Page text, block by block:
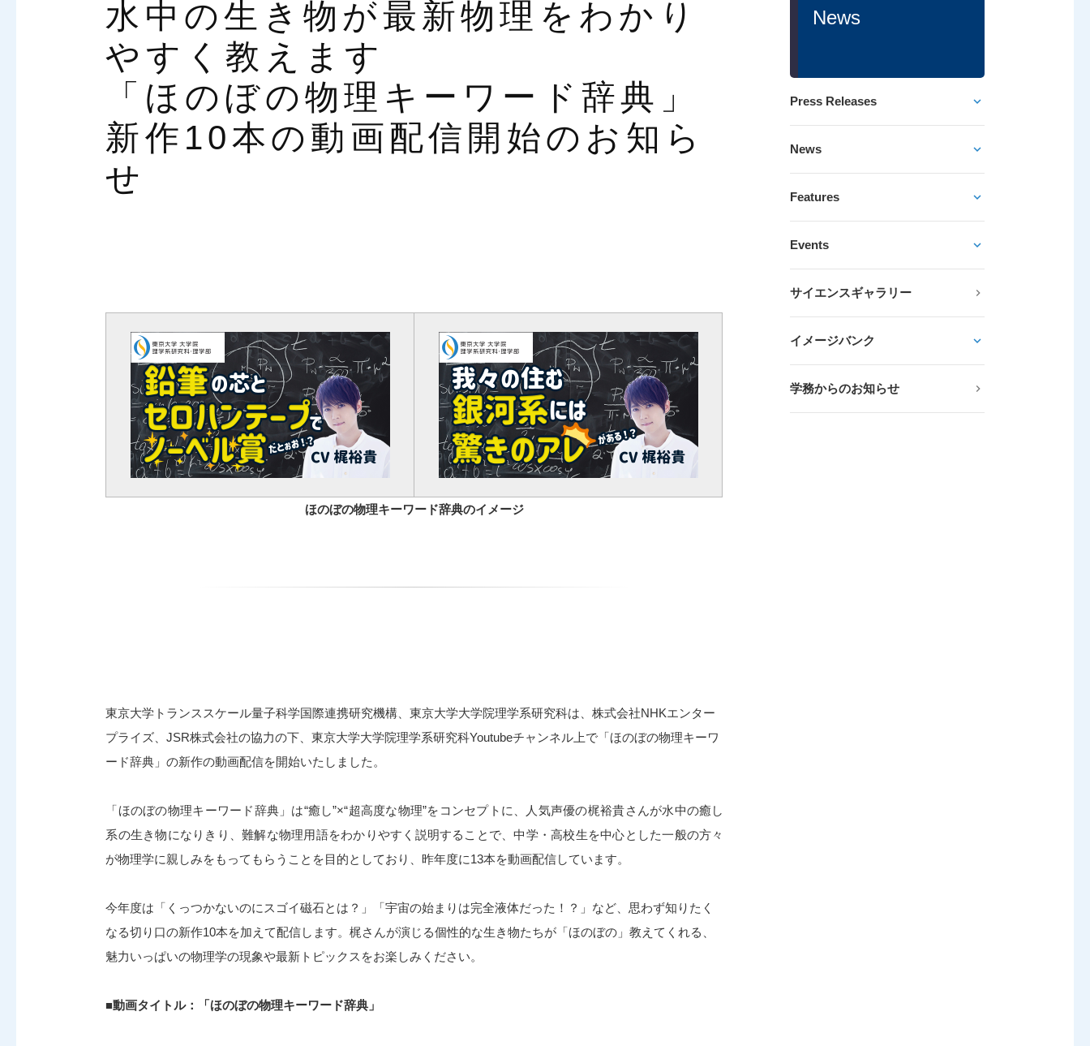
水中の生き物が最新物理をわかり
やすく教えます
「ほのぼの物理キーワード辞典」
新作10本の動画配信開始のお知ら
せ
ほのぼの物理キーワード辞典のイメージ
東京大学トランススケール量子科学国際連携研究機構、東京大学大学院理学系研究科は、株式会社NHKエンター
プライズ、JSR株式会社の協力の下、東京大学大学院理学系研究科Youtubeチャンネル上で「ほのぼの物理キーワ
ード辞典」の新作の動画配信を開始いたしました。
「ほのぼの物理キーワード辞典」は“癒し”×“超高度な物理”をコンセプトに、人気声優の梶裕貴さんが水中の癒し
系の生き物になりきり、難解な物理用語をわかりやすく説明することで、中学・高校生を中心とした一般の方々
が物理学に親しみをもってもらうことを目的としており、昨年度に13本を動画配信しています。
今年度は「くっつかないのにスゴイ磁石とは？」「宇宙の始まりは完全液体だった！？」など、思わず知りたく
なる切り口の新作10本を加えて配信します。梶さんが演じる個性的な生き物たちが「ほのぼの」教えてくれる、
魅力いっぱいの物理学の現象や最新トピックスをお楽しみください。
■動画タイトル：「ほのぼの物理キーワード辞典」
News
Press Releases
News
Features
Events
サイエンスギャラリー
イメージバンク
学務からのお知らせ